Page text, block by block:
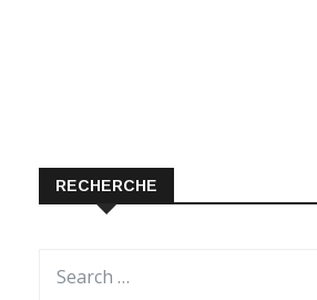
RECHERCHE